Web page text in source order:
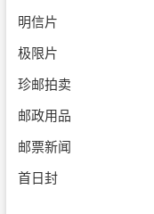
明信片
极限片
珍邮拍卖
邮政用品
邮票新闻
首日封